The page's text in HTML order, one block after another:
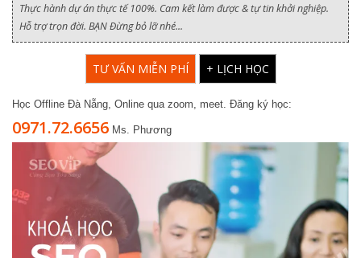
Thực hành dự án thực tế 100%. Cam kết làm được & tự tin khởi nghiệp.
Hỗ trợ trọn đời. BẠN Đừng bỏ lỡ nhé...
TƯ VẤN MIỄN PHÍ + LỊCH HỌC
Học Offline Đà Nẵng, Online qua zoom, meet. Đăng ký học:
0971.72.6656 Ms. Phương